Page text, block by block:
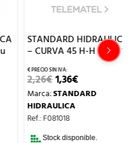
STANDARD HIDRAULICA
– CURVA 45 H-H 41 Cu 18
2,26€EL
PRECIO
ORIGINAL
ERA:
2,26€.
1,36€EL
PRECIO
ACTUAL
ES:
1,36€.
Marca:STANDARD
HIDRAULICA
Ref.: F081018
Stock disponible.